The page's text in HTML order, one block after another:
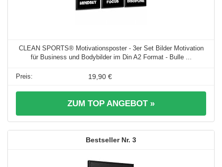
CLEAN SPORTS® Motivationsposter - 3er Set Bilder Motivation
für Business und Bodybilder im Din A2 Format - Bulle ...
19,90 €
ZUM TOP ANGEBOT »
3